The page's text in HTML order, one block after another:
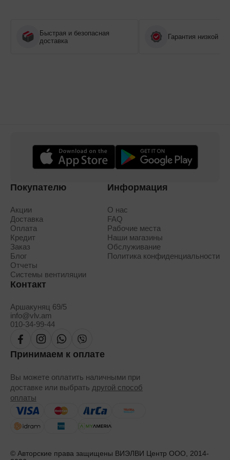
Быстрая и безопасная
доставка
Гарантия низкой
Покупателю
Акции
Доставка
Оплата
Кредит
Заказ
Блог
Отчеты
Системы вентиляции
Информация
О нас
FAQ
Рабочие места
Наши магазины
Обслуживание
Политика конфиденциальности
Контакт
Аршакуняц 69/5
info@vlv.am
010-34-99-44
Принимаем к оплате
Вы можете оплатить наличными при
доставке или выбрать другой способ
оплаты
© Авторские права защищены ВИЭЛВИ Центр ООО, 2014-